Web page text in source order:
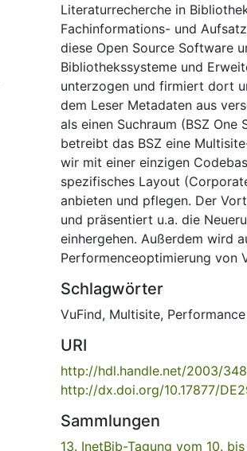
Literaturrecherche in
Fachinformations- und
diese Open Source Software
Bibliothekssysteme und
unterzogen und firmiert dort
dem Leser Metadaten aus
als einen Suchraum (BSZ
betreibt das BSZ eine
wir mit einer einzigen
spezifisches Layout
anbieten und pflegen. Der
und präsentiert u.a. die
einhergehen. Außerdem wird
Performenceoptimierung von
Schlagwörter
VuFind, Multisite, Performance
URI
http://hdl.handle.net/2003/
http://dx.doi.org/10.17877/
Sammlungen
13. InetBib-Tagung vom 10.